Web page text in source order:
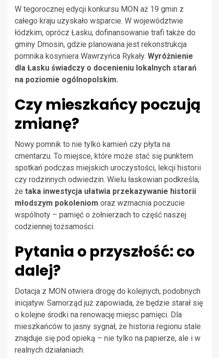
W tegorocznej edycji konkursu MON aż 19 gmin z
całego kraju uzyskało wsparcie. W województwie
łódzkim, oprócz Łasku, dofinansowanie trafi także do
gminy Dmosin, gdzie planowana jest rekonstrukcja
pomnika kosyniera Wawrzyńca Rykały. Wyróżnienie
dla Łasku świadczy o docenieniu lokalnych starań
na poziomie ogólnopolskim.
Czy mieszkańcy poczują
zmianę?
Nowy pomnik to nie tylko kamień czy płyta na
cmentarzu. To miejsce, które może stać się punktem
spotkań podczas miejskich uroczystości, lekcji historii
czy rodzinnych odwiedzin. Wielu łaskowian podkreśla,
że taka inwestycja ułatwia przekazywanie historii
młodszym pokoleniom oraz wzmacnia poczucie
wspólnoty – pamięć o żołnierzach to część naszej
codziennej tożsamości.
Pytania o przyszłość: co
dalej?
Dotacja z MON otwiera drogę do kolejnych, podobnych
inicjatyw. Samorząd już zapowiada, że będzie starał się
o kolejne środki na renowację miejsc pamięci. Dla
mieszkańców to jasny sygnał, że historia regionu stale
znajduje się pod opieką – nie tylko na papierze, ale i w
realnych działaniach.